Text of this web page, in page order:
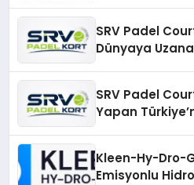
SRV Padel
Dünyaya
SRV Padel
Yapan
Kleen-Hy-Dro-
Emisyonlu